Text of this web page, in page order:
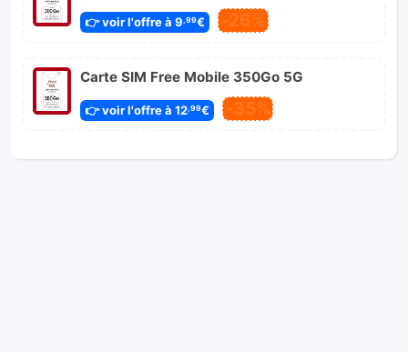
👉 voir l'offre à 9 ,99€ -26%
Carte SIM Free Mobile 350Go 5G
👉 voir l'offre à 12,99€ -35%